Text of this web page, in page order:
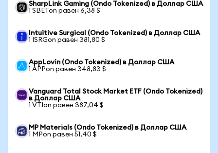
SharpLink Gaming (Ondo Tokenized) в Доллар США
1 SBETon равен 6,38 $
Intuitive Surgical (Ondo Tokenized) в Доллар США
1 ISRGon равен 381,80 $
AppLovin (Ondo Tokenized) в Доллар США
1 APPon равен 348,83 $
Vanguard Total Stock Market ETF (Ondo Tokenized)
в Доллар США
1 VTIon равен 387,04 $
MP Materials (Ondo Tokenized) в Доллар США
1 MPon равен 51,40 $